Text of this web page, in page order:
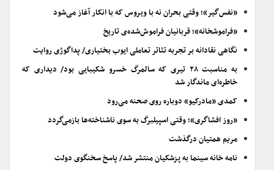
«نفس‌گیر»؛ وقتی بحران نه با ویروس که با انکار آغاز می‌شود
«فراموشخانه»؛ قربانیان فراموش‌شده‌ی تاریخ
نگاهی نقادانه بر تجربه تئاتر تعاملی ایوب بختیاری/ پداگوژی روایت
به مناسبت ۲۸ تیری که سالمرگ خسرو شکیبایی بود/ دیداری که
خاطره‌ای ماندگار شد
کمدی «مادرکیو» دوباره روی صحنه می‌رود
«روز افشاگری»؛ وقتی اسپیلبرگ به سوی ناشناخته‌ها بازمی‌گردد
مریم همتیان درگذشت
نامه خانه سینما به پزشکیان منتشر شد/ پاسخ سخنگوی دولت